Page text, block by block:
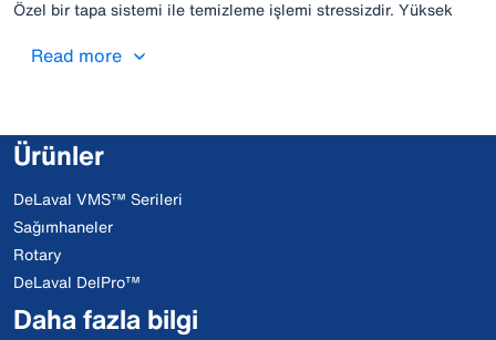
Özel bir tapa sistemi ile temizleme işlemi stressizdir. Yüksek
uygun miktarda su verir.
Read more
Ürünler
DeLaval VMS™ Serileri
Sağımhaneler
Rotary
DeLaval DelPro™
Daha fazla bilgi